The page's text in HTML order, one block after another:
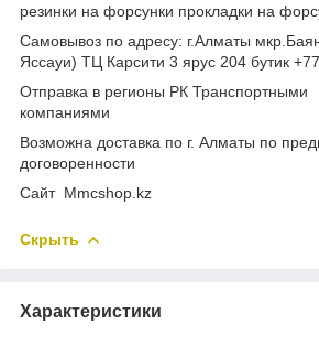
резинки на форсунки прокладки на
Самовывоз по адресу: г.Алматы
Яссауи) ТЦ Карсити 3 ярус 204 бутик
Отправка в регионы РК Транспортными
Возможна доставка по г. Алматы по
договоренности
Cайт Mmcshop.kz
Скрыть
Характеристики